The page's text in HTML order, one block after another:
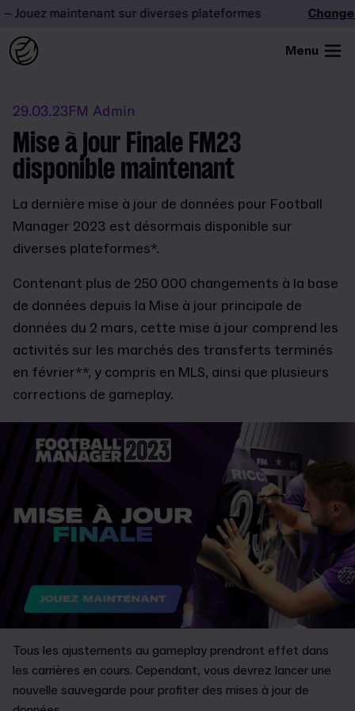
maintenant sur diverses plateformes Changez
Menu
29.03.23FM Admin
Mise à jour Finale FM23
disponible maintenant
La dernière mise à jour de données pour Football
Manager 2023 est désormais disponible sur
diverses plateformes*.
Contenant plus de 250 000 changements à la base
de données depuis la Mise à jour principale de
données du 2 mars, cette mise à jour comprend les
activités sur les marchés des transferts terminés
en février**, y compris en MLS, ainsi que plusieurs
corrections de gameplay.
Tous les ajustements au gameplay prendront effet dans
les carrières en cours. Cependant, vous devrez lancer une
nouvelle sauvegarde pour profiter des mises à jour de